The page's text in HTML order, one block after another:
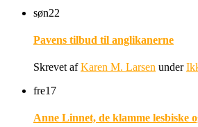
søn22
Pavens tilbud til anglikanerne
Skrevet afKaren M. Larsen under
fre17
Anne Linnet, de klamme lesbiske